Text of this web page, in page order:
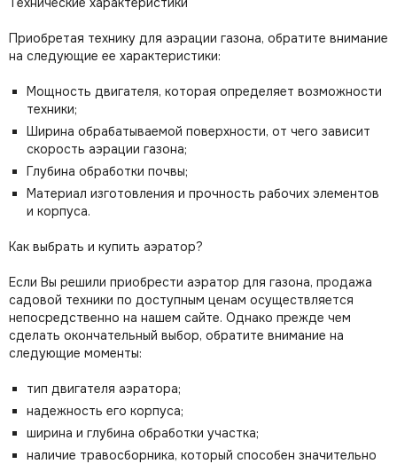
Приобретая технику для аэрации газона, обратите внимание
на следующие ее характеристики:
Мощность двигателя, которая определяет возможности
техники;
Ширина обрабатываемой поверхности, от чего зависит
скорость аэрации газона;
Глубина обработки почвы;
Материал изготовления и прочность рабочих элементов
и корпуса.
Как выбрать и купить аэратор?
Если Вы решили приобрести аэратор для газона, продажа
садовой техники по доступным ценам осуществляется
непосредственно на нашем сайте. Однако прежде чем
сделать окончательный выбор, обратите внимание на
следующие моменты:
тип двигателя аэратора;
надежность его корпуса;
ширина и глубина обработки участка;
наличие травосборника, который способен значительно